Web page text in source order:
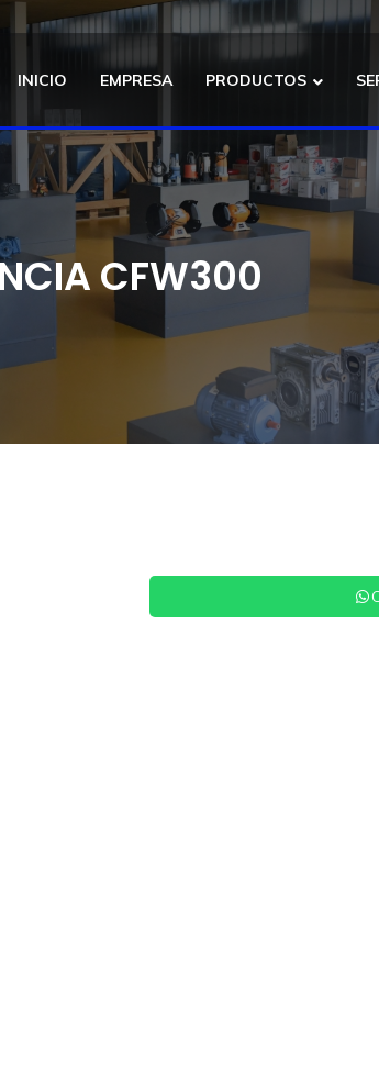
INICIO EMPRESA PRODUCTOS
CFW300